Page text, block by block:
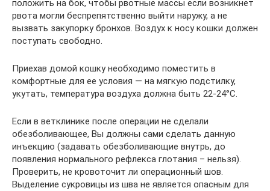
положить на бок, чтобы рвотные массы если возникнет
рвота могли беспрепятственно выйти наружу, а не
вызвать закупорку бронхов. Воздух к носу кошки должен
поступать свободно.
Приехав домой кошку необходимо поместить в
комфортные для ее условия — на мягкую подстилку,
укутать, температура воздуха должна быть 22-24°С.
Если в ветклинике после операции не сделали
обезболивающее, Вы должны сами сделать данную
инъекцию (задавать обезболивающие внутрь, до
появления нормального рефлекса глотания – нельзя).
Проверить, не кровоточит ли операционный шов.
Выделение сукровицы из шва не является опасным для